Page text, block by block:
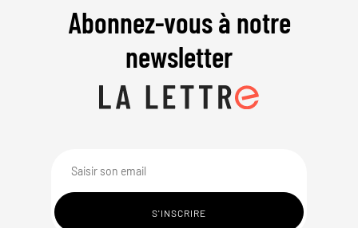
Abonnez-vous à notre
newsletter